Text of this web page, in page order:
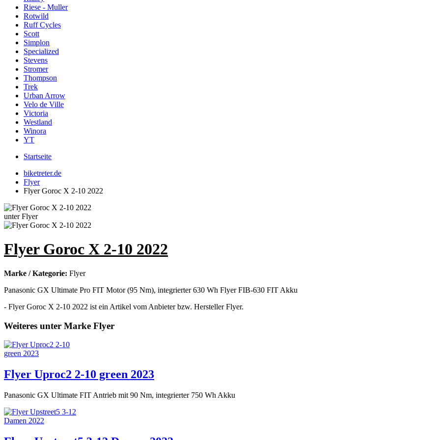
Riese - Muller
Rotwild
Ruff Cycles
Scott
Simplon
Specialized
Stevens
Stromer
Thompson
Trek
Urban Arrow
Velo de Ville
Victoria
Westland
Winora
YT
Startseite
biketreter.de
Flyer
Flyer Goroc X 2-10 2022
Flyer Goroc X 2-10 2022
Marke / Kategorie: Flyer
Panasonic GX Ultimate Pro FIT Motor (95 Nm), integrierter 630 Wh Flyer FIB-630 FIT Akku
- Flyer Goroc X 2-10 2022 ist ein Artikel vom Anbieter bzw. Hersteller Flyer.
Weiteres unter Marke Flyer
Flyer Uproc2 2-10 green 2023
Panasonic GX Ultimate FIT Antrieb mit 90 Nm, integrierter 750 Wh Akku